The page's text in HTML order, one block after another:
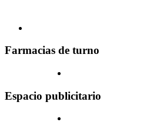
Farmacias de turno
Espacio publicitario